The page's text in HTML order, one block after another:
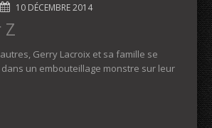
10 DÉCEMBRE 2014
Z
Gerry Lacroix et sa famille se
un embouteillage monstre sur leur